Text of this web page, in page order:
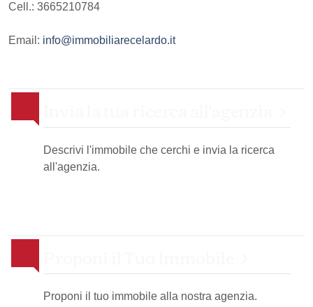
Cell.: 3665210784
Email: info@immobiliarecelardo.it
Descrivi l'immobile che cerchi e invia la ricerca
all'agenzia.
Proponi il tuo immobile alla nostra agenzia.